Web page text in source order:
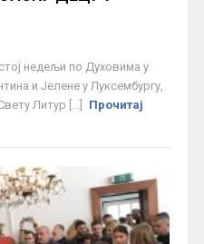
недељи по Духовима у
и Јелене у Луксембургу,
Литур [...]
Прочитај